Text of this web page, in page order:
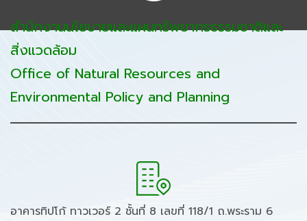
สำนักงานนโยบายและแผนทรัพยากรธรรมชาติและ
สิ่งแวดล้อม
Office of Natural Resources and
Environmental Policy and Planning
อาคารทิปโก้ ทาวเวอร์ 2 ชั้นที่ 8 เลขที่ 118/1 ถ.พระราม 6